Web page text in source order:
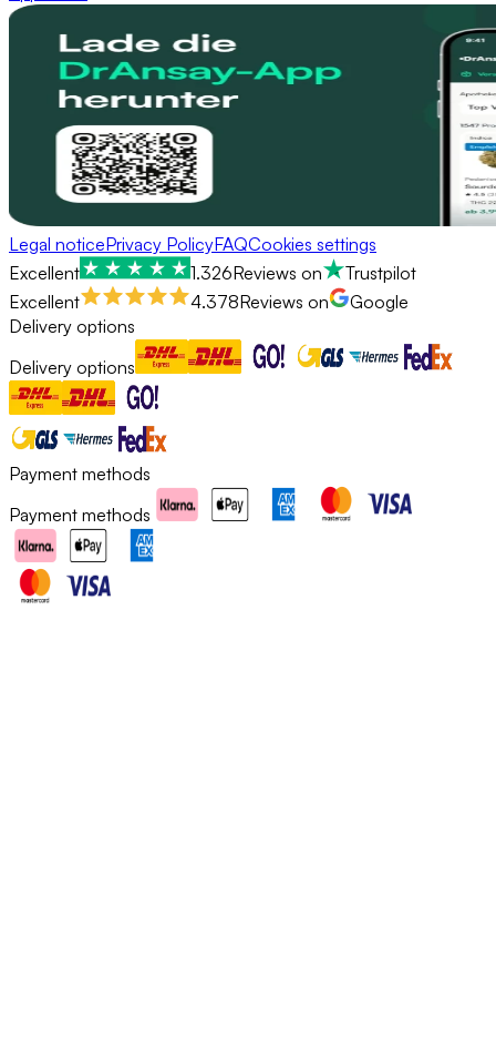
Legal noticePrivacy PolicyFAQCookies settings
Excellent
1.326Reviews on
Trustpilot
Excellent
4.378Reviews on
Google
Delivery options
Delivery options
Payment methods
Payment methods